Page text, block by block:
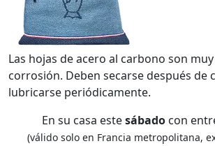
Las hojas de acero al carbono son
corrosión. Deben secarse después de
lubricarse periódicamente.
En su casa estesábado con
(válido solo en Francia metropolitana,